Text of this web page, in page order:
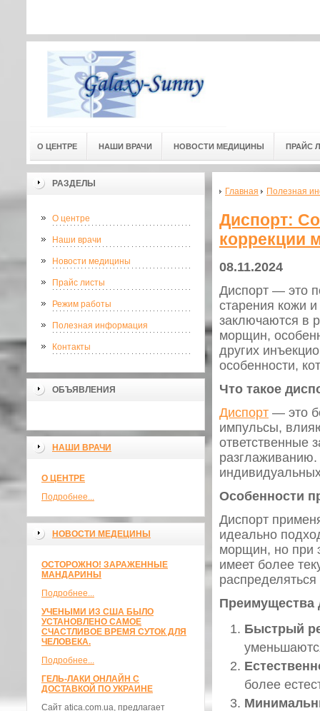
О ЦЕНТРЕ НАШИ ВРАЧИ НОВОСТИ МЕДИЦИНЫ ПРАЙС
РАЗДЕЛЫ
О центре
Наши врачи
Новости медицины
Прайс листы
Режим работы
Полезная информация
Контакты
ОБЪЯВЛЕНИЯ
НАШИ ВРАЧИ
О ЦЕНТРЕ
Подробнее...
НОВОСТИ МЕДЕЦИНЫ
ОСТОРОЖНО! ЗАРАЖЕННЫЕ
МАНДАРИНЫ
Подробнее...
УЧЕНЫМИ ИЗ США БЫЛО
УСТАНОВЛЕНО САМОЕ
СЧАСТЛИВОЕ ВРЕМЯ СУТОК ДЛЯ
ЧЕЛОВЕКА.
Подробнее...
ГЕЛЬ-ЛАКИ ОНЛАЙН С
ДОСТАВКОЙ ПО УКРАИНЕ
Сайт atica.com.ua, предлагает
Главная Полезная
Диспорт:
коррекции
08.11.2024
Диспорт — это
старения кожи
заключаются в
морщин,
других
особенности,
Что такое
Диспорт — это
импульсы,
ответственные
Особенности
Диспорт
идеально
морщин, но при
имеет более
Преимущества
Быстрый
более